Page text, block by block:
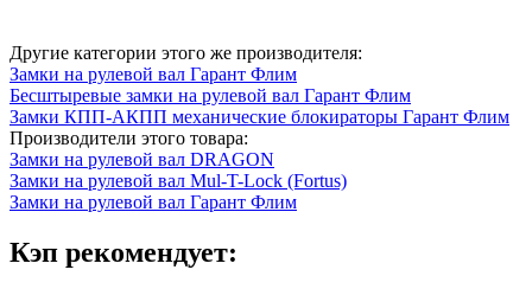
Другие категории этого же производителя:
Замки на рулевой вал Гарант Флим
Бесштыревые замки на рулевой вал Гарант Флим
Замки КПП-АКПП механические блокираторы Гарант Флим
Производители этого товара:
Замки на рулевой вал DRAGON
Замки на рулевой вал Mul-T-Lock (Fortus)
Замки на рулевой вал Гарант Флим
Кэп рекомендует: